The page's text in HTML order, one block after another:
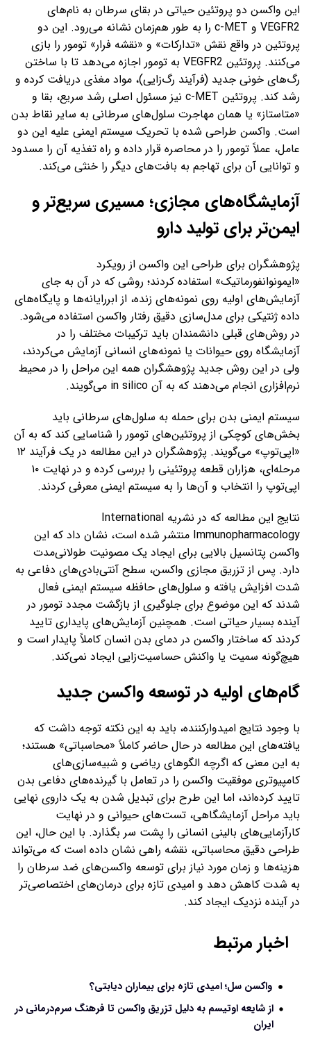
این واکسن دو پروتئین حیاتی در بقای سرطان به نام‌های
VEGFR2 و c-MET را به طور هم‌زمان نشانه می‌رود. این دو
پروتئین در واقع نقش «تدارکات» و «نقشه فرار» تومور را بازی
می‌کنند. پروتئین VEGFR2 به تومور اجازه می‌دهد تا با ساختن
رگ‌های خونی جدید (فرآیند رگ‌زایی)، مواد مغذی دریافت کرده و
رشد کند. پروتئین c-MET نیز مسئول اصلی رشد سریع، بقا و
«متاستاز» یا همان مهاجرت سلول‌های سرطانی به سایر نقاط بدن
است. واکسن طراحی شده با تحریک سیستم ایمنی علیه این دو
عامل، عملاً تومور را در محاصره قرار داده و راه تغذیه آن را مسدود
و توانایی آن برای تهاجم به بافت‌های دیگر را خنثی می‌کند.
آزمایشگاه‌های مجازی؛ مسیری سریع‌تر و
ایمن‌تر برای تولید دارو
پژوهشگران برای طراحی این واکسن از رویکرد
«ایمونوانفورماتیک» استفاده کردند؛ روشی که در آن به جای
آزمایش‌های اولیه روی نمونه‌های زنده، از ابررایانه‌ها و پایگاه‌های
داده ژنتیکی برای مدل‌سازی دقیق رفتار واکسن استفاده می‌شود.
در روش‌های قبلی دانشمندان باید ترکیبات مختلف را در
آزمایشگاه روی حیوانات یا نمونه‌های انسانی آزمایش می‌کردند،
ولی در این روش جدید پژوهشگران همه این مراحل را در محیط
نرم‌افزاری انجام می‌دهند که به آن in silico می‌گویند.
سیستم ایمنی بدن برای حمله به سلول‌های سرطانی باید
بخش‌های کوچکی از پروتئین‌های تومور را شناسایی کند که به آن
«اپی‌توپ» می‌گویند. پژوهشگران در این مطالعه در یک فرآیند ۱۲
مرحله‌ای، هزاران قطعه پروتئینی را بررسی کرده و در نهایت ۱۰
اپی‌توپ را انتخاب و آن‌ها را به سیستم ایمنی معرفی کردند.
نتایج این مطالعه که در نشریه International
Immunopharmacology منتشر شده است، نشان داد که این
واکسن پتانسیل بالایی برای ایجاد یک مصونیت طولانی‌مدت
دارد. پس از تزریق مجازی واکسن، سطح آنتی‌بادی‌های دفاعی به
شدت افزایش یافته و سلول‌های حافظه سیستم ایمنی فعال
شدند که این موضوع برای جلوگیری از بازگشت مجدد تومور در
آینده بسیار حیاتی است. همچنین آزمایش‌های پایداری تایید
کردند که ساختار واکسن در دمای بدن انسان کاملاً پایدار است و
هیچ‌گونه سمیت یا واکنش حساسیت‌زایی ایجاد نمی‌کند.
گام‌های اولیه در توسعه واکسن جدید
با وجود نتایج امیدوارکننده، باید به این نکته توجه داشت که
یافته‌های این مطالعه در حال حاضر کاملاً «محاسباتی» هستند؛
به این معنی که اگرچه الگوهای ریاضی و شبیه‌سازی‌های
کامپیوتری موفقیت واکسن را در تعامل با گیرنده‌های دفاعی بدن
تایید کرده‌اند، اما این طرح برای تبدیل شدن به یک داروی نهایی
باید مراحل آزمایشگاهی، تست‌های حیوانی و در نهایت
کارآزمایی‌های بالینی انسانی را پشت سر بگذارد. با این حال، این
طراحی دقیق محاسباتی، نقشه راهی نشان داده است که می‌تواند
هزینه‌ها و زمان مورد نیاز برای توسعه واکسن‌های ضد سرطان را
به شدت کاهش دهد و امیدی تازه برای درمان‌های اختصاصی‌تر
در آینده نزدیک ایجاد کند.
اخبار مرتبط
واکسن سل؛ امیدی تازه برای بیماران دیابتی؟
از شایعه اوتیسم به دلیل تزریق واکسن تا فرهنگ سرم‌درمانی در
ایران